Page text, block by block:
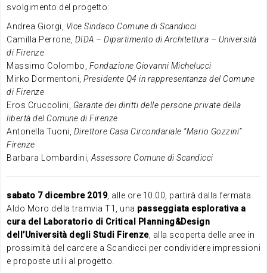
svolgimento del progetto:
Andrea Giorgi, Vice Sindaco Comune di Scandicci
Camilla Perrone, DIDA – Dipartimento di Architettura – Università
di Firenze
Massimo Colombo, Fondazione Giovanni Michelucci
Mirko Dormentoni, Presidente Q4 in rappresentanza del Comune
di Firenze
Eros Cruccolini, Garante dei diritti delle persone private della
libertà del Comune di Firenze
Antonella Tuoni, Direttore Casa Circondariale “Mario Gozzini”
Firenze
Barbara Lombardini,Assessore Comune di Scandicci
sabato 7 dicembre 2019, alle ore 10.00, partirà dalla fermata
Aldo Moro della tramvia T1, una passeggiata esplorativa a
cura del Laboratorio di Critical Planning&Design
dell’Università degli Studi Firenze, alla scoperta delle aree in
prossimità del carcere a Scandicci per condividere impressioni
e proposte utili al progetto.